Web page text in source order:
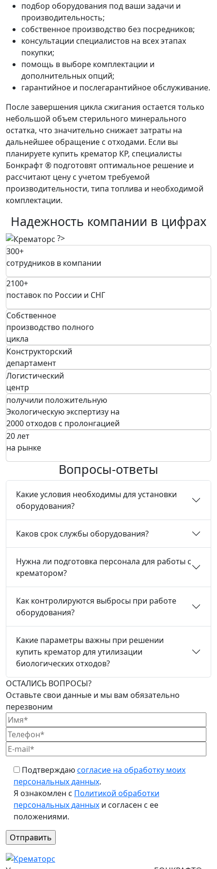
подбор оборудования под ваши задачи и
производительность;
собственное производство без посредников;
консультации специалистов на всех этапах
покупки;
помощь в выборе комплектации и
дополнительных опций;
гарантийное и послегарантийное обслуживание.
После завершения цикла сжигания остается только
небольшой объем стерильного минерального
остатка, что значительно снижает затраты на
дальнейшее обращение с отходами. Если вы
планируете купить крематор КР, специалисты
Бонкрафт ® подготовят оптимальное решение и
рассчитают цену с учетом требуемой
производительности, типа топлива и необходимой
комплектации.
Надежность компании в цифрах
?>
300+
сотрудников в компании
2100+
поставок по России и СНГ
Собственное
производство полного
цикла
Конструкторский
департамент
Логистический
центр
получили положительную
Экологическую экспертизу на
2000 отходов с пролонгацией
20 лет
на рынке
Вопросы-ответы
Какие условия необходимы для установки
оборудования?
Каков срок службы оборудования?
Нужна ли подготовка персонала для работы с
крематором?
Как контролируются выбросы при работе
оборудования?
Какие параметры важны при решении
купить крематор для утилизации
биологических отходов?
ОСТАЛИСЬ ВОПРОСЫ?
Оставьте свои данные и мы вам обязательно
перезвоним
Подтверждаюсогласие на обработку моих
персональных данных.
Я ознакомлен с Политикой обработки
персональных данных и согласен с ее
положениями.